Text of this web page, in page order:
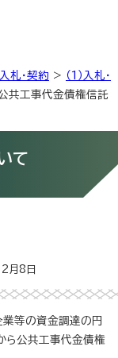
入札・契約 > （1）入札・
共工事代金債権信託
て
月8日
等の資金調達の円
ら公共工事代金債権